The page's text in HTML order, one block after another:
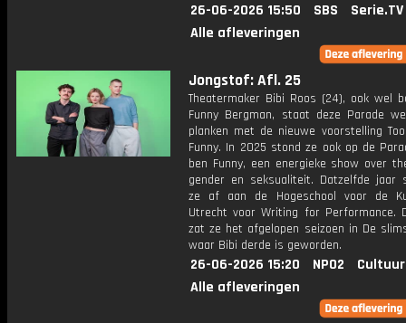
26-06-2026 15:50 SBS
Serie.TV
Alle afleveringen
Jongstof: Afl. 25
Theatermaker Bibi Roos (24), ook wel
Funny Bergman, staat deze Parade
planken met de nieuwe voorstelling
Funny. In 2025 stond ze ook op de
ben Funny, een energieke show over
gender en seksualiteit. Datzelfde jaar
ze af aan de Hogeschool voor de
Utrecht voor Writing for Performance.
zat ze het afgelopen seizoen in De
waar Bibi derde is geworden.
26-06-2026 15:20 NPO2
Alle afleveringen